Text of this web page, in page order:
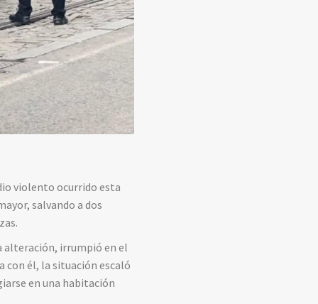
violento ocurrido esta
salvando a dos
alteración, irrumpió en el
con él, la situación escaló
en una habitación